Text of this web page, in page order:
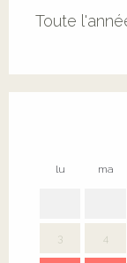
Toute
lu ma
3 4